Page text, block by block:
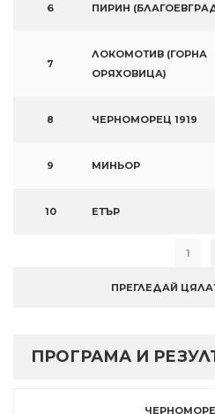
6 ПИРИН
7
ЛОКОМОТИВ (ГОРНА
ОРЯХОВИЦА)
8 ЧЕРНОМОРЕЦ 1919
9 МИНЬОР
10 ЕТЪР
1
ПРЕГЛЕДАЙ
ПРОГРАМА И